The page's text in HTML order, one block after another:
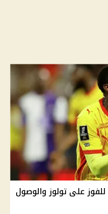
على تولوز والوصول